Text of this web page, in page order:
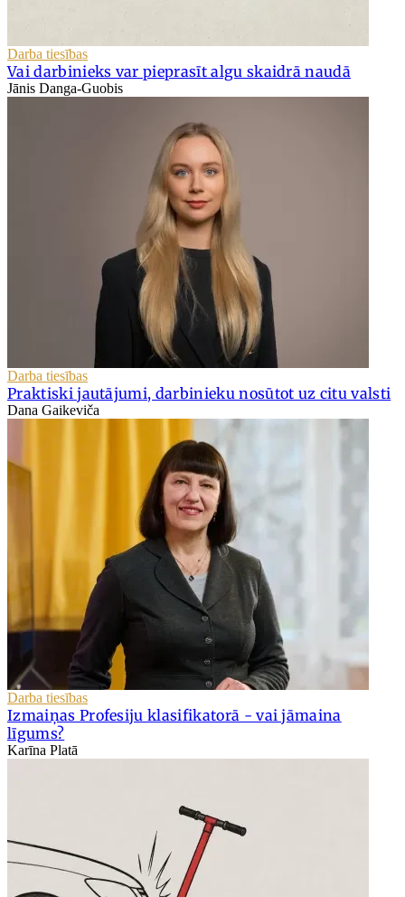
Darba tiesības
Vai darbinieks var pieprasīt algu skaidrā naudā
Jānis Danga-Guobis
Darba tiesības
Praktiski jautājumi, darbinieku nosūtot uz citu valsti
Dana Gaikeviča
Darba tiesības
Izmaiņas Profesiju klasifikatorā - vai jāmaina
līgums?
Karīna Platā